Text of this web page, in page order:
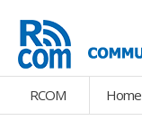
RCOM Home